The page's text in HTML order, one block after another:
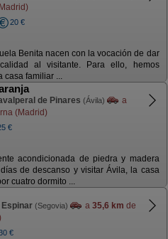
20 €
Benita nacen con la vocación de dar
al visitante. Para ello, hemos
casa familiar ...
de Pinares (Ávila)
a
(Madrid)
€
acondicionada de piedra y madera
de descanso y visitar Ávila, la casa
cuatro dormito ...
Espinar (Segovia) a 35,6 km de
€